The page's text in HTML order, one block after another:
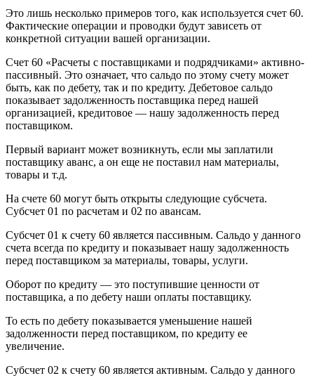
Это лишь несколько примеров того, как используется счет 60.
Фактические операции и проводки будут зависеть от
конкретной ситуации вашей организации.
Счет 60 «Расчеты с поставщиками и подрядчиками» активно-
пассивный. Это означает, что сальдо по этому счету может
быть, как по дебету, так и по кредиту. Дебетовое сальдо
показывает задолженность поставщика перед нашей
организацией, кредитовое — нашу задолженность перед
поставщиком.
Первый вариант может возникнуть, если мы заплатили
поставщику аванс, а он еще не поставил нам материалы,
товары и т.д.
На счете 60 могут быть открыты следующие субсчета.
Субсчет 01 по расчетам и 02 по авансам.
Субсчет 01 к счету 60 является пассивным. Сальдо у данного
счета всегда по кредиту и показывает нашу задолженность
перед поставщиком за материалы, товары, услуги.
Оборот по кредиту — это поступившие ценности от
поставщика, а по дебету наши оплаты поставщику.
То есть по дебету показывается уменьшение нашей
задолженности перед поставщиком, по кредиту ее
увеличение.
Субсчет 02 к счету 60 является активным. Сальдо у данного